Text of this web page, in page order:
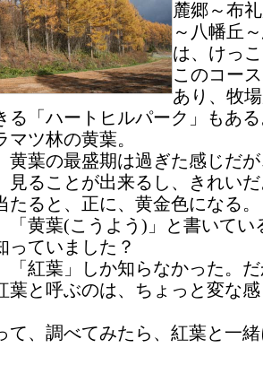
麓郷～布
～八幡丘
は、けっ
このコー
あり、牧
る「ハートヒルパーク」もあ
ツ林の黄葉。
黄葉の最盛期は過ぎた感じだ
見ることが出来るし、きれい
たると、正に、黄金色になる。
「黄葉(こうよう)」と書いてい
っていました？
「紅葉」しか知らなかった。
葉と呼ぶのは、ちょっと変な
て、調べてみたら、紅葉と一